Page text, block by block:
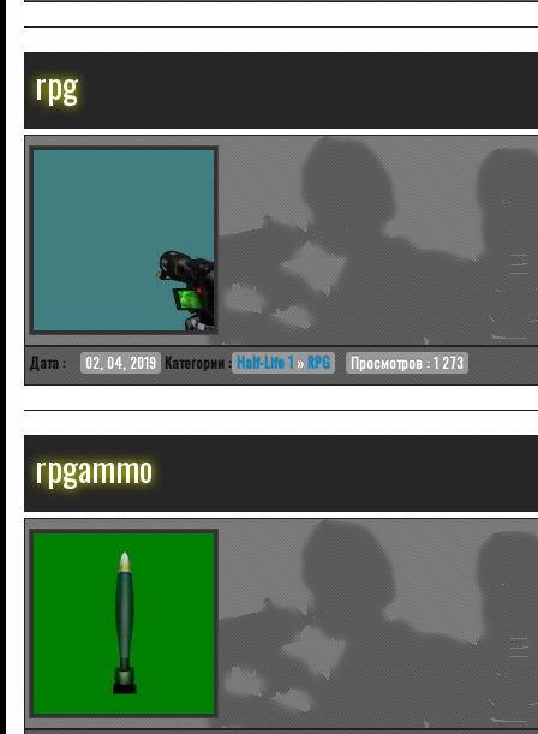
rpg
Дата : 02, 04, 2019 Категории : Half-Life 1 »RPG Просмотров : 1 273
rpgammo